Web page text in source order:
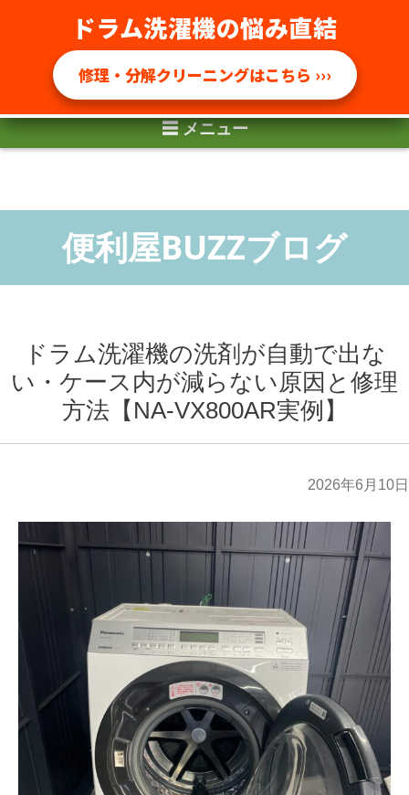
☰ メニュー
ドラム洗濯機の悩み直結
修理・分解クリーニングはこちら ›››
ドラム洗濯機の洗剤が自動で出な
い・ケース内が減らない原因と修理
方法【NA-VX800AR実例】
2026年6月10日